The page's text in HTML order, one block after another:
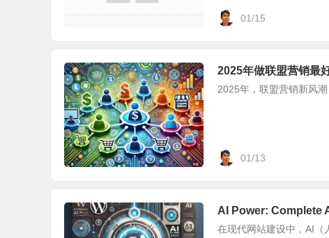
01/15
2025年做联盟营销最
2025年，联盟营销新风
01/13
AI Power: Complete
在现代网站建设中，AI（